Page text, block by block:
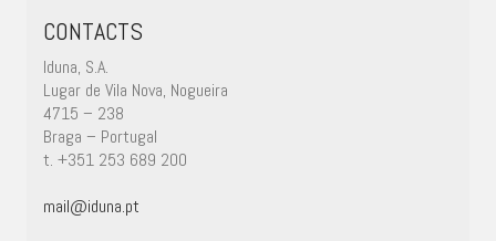
CONTACTS
Iduna, S.A.
Lugar de Vila Nova, Nogueira
4715 – 238
Braga – Portugal
t. +351 253 689 200
mail@iduna.pt